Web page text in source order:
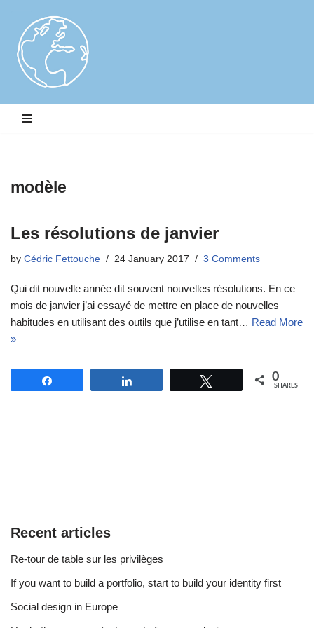
Skip
to
content
modèle
Les résolutions de janvier
by Cédric Fettouche 24 January 2017 3 Comments
Qui dit nouvelle année dit souvent nouvelles résolutions. En ce
mois de janvier j’ai essayé de mettre en place de nouvelles
habitudes en utilisant des outils que j’utilise en tant… Read More
»
0
SHARES
Recent articles
Re-tour de table sur les privilèges
If you want to build a portfolio, start to build your identity first
Social design in Europe